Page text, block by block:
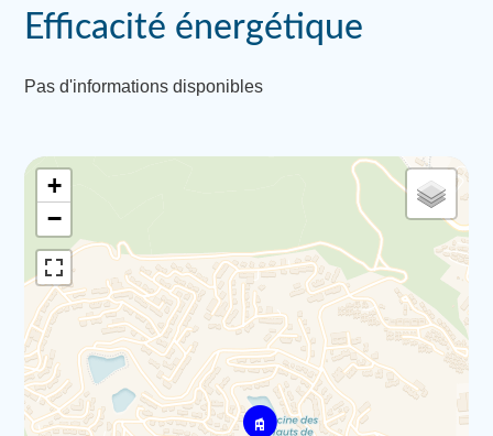
Efficacité énergétique
Pas d'informations disponibles
+
−